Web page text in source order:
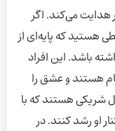
هدایت می‌کند. اگر
هستید که پایه‌ای از
باشد. این افراد
هستند و عشق را
شریکی هستند که با
او رشد کنند. در